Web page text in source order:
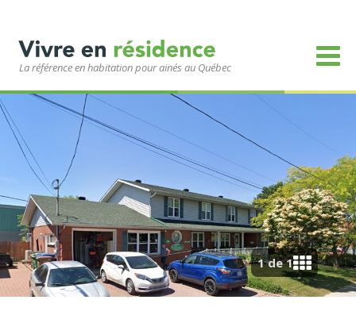
La référence en habitation pour ainés au Québec
1 de 1